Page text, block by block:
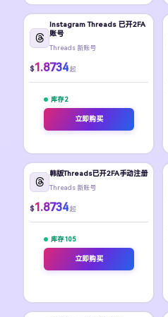
Instagram Threads 已开2FA
账号
Threads 新账号
$1.8734 起
库存 2
立即购买
韩版Threads已开2FA手动注册
Threads 新账号
$1.8734 起
库存 105
立即购买